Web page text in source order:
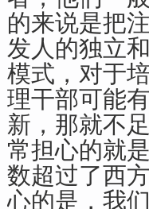
的来说是把
发人的独立
模式，对于
理干部可能
新，那就不
常担心的就
数超过了西
心的是，我